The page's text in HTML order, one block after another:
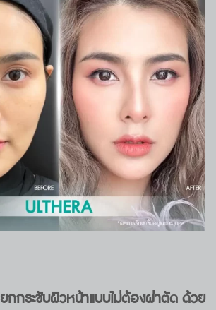
ยกกระชับผิวหน้าแบบไม่ต้องผ่าตัด ด้วย